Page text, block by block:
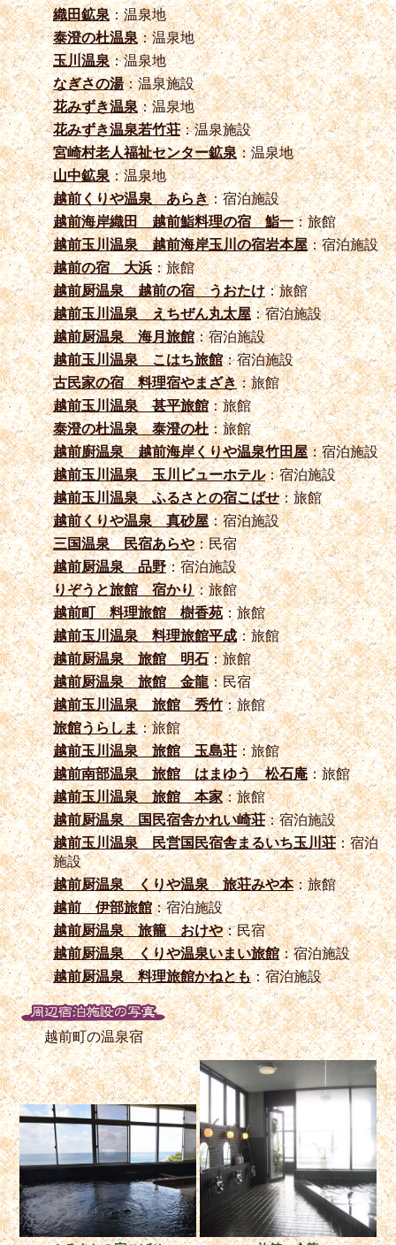
織田鉱泉：温泉地
泰澄の杜温泉：温泉地
玉川温泉：温泉地
なぎさの湯：温泉施設
花みずき温泉：温泉地
花みずき温泉若竹荘：温泉施設
宮崎村老人福祉センター鉱泉：温泉地
山中鉱泉：温泉地
越前くりや温泉 あらき：宿泊施設
越前海岸織田 越前鮨料理の宿 鮨一：旅館
越前玉川温泉 越前海岸玉川の宿岩本屋：宿泊施設
越前の宿 大浜：旅館
越前厨温泉 越前の宿 うおたけ：旅館
越前玉川温泉 えちぜん丸太屋：宿泊施設
越前厨温泉 海月旅館：宿泊施設
越前玉川温泉 こはち旅館：宿泊施設
古民家の宿 料理宿やまざき：旅館
越前玉川温泉 甚平旅館：旅館
泰澄の杜温泉 泰澄の杜：旅館
越前廚温泉 越前海岸くりや温泉竹田屋：宿泊施設
越前玉川温泉 玉川ビューホテル：宿泊施設
越前玉川温泉 ふるさとの宿こばせ：旅館
越前くりや温泉 真砂屋：宿泊施設
三国温泉 民宿あらや：民宿
越前厨温泉 品野：宿泊施設
りぞうと旅館 宿かり：旅館
越前町 料理旅館 樹香苑：旅館
越前玉川温泉 料理旅館平成：旅館
越前厨温泉 旅館 明石：旅館
越前厨温泉 旅館 金龍：民宿
越前玉川温泉 旅館 秀竹：旅館
旅館うらしま：旅館
越前玉川温泉 旅館 玉島荘：旅館
越前南部温泉 旅館 はまゆう 松石庵：旅館
越前玉川温泉 旅館 本家：旅館
越前厨温泉 国民宿舎かれい崎荘：宿泊施設
越前玉川温泉 民営国民宿舎まるいち玉川荘：宿泊
施設
越前厨温泉 くりや温泉 旅荘みや本：旅館
越前 伊部旅館：宿泊施設
越前厨温泉 旅籠 おけや：民宿
越前厨温泉 くりや温泉いまい旅館：宿泊施設
越前厨温泉 料理旅館かねとも：宿泊施設
越前町の温泉宿